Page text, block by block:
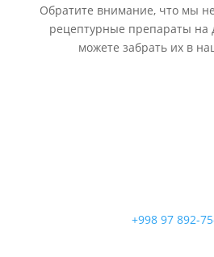
Обратите внимание, что мы
рецептурные препараты на
можете забрать их в
+998 97 892-